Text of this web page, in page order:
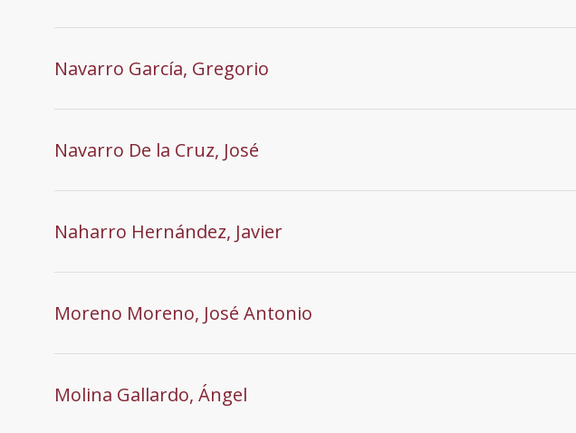
Navarro García, Gregorio
Navarro De la Cruz, José
Naharro Hernández, Javier
Moreno Moreno, José Antonio
Molina Gallardo, Ángel